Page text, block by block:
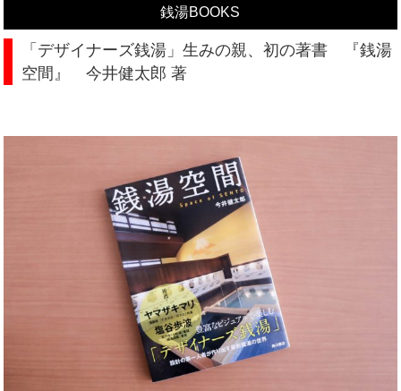
銭湯BOOKS
「デザイナーズ銭湯」生みの親、初の著書 『銭湯
空間』 今井健太郎 著